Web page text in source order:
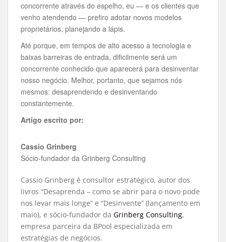
concorrente através do espelho, eu — e os clientes que
venho atendendo — prefiro adotar novos modelos
proprietários, planejando a lápis.
Até porque, em tempos de alto acesso a tecnologia e
baixas barreiras de entrada, dificilmente será um
concorrente conhecido que aparecerá para desinventar
nosso negócio. Melhor, portanto, que sejamos nós
mesmos: desaprendendo e desinventando
constantemente.
Artigo escrito por:
Cassio Grinberg
Sócio-fundador da Grinberg Consulting
Cassio Grinberg é consultor estratégico, autor dos
livros “Desaprenda – como se abrir para o novo pode
nos levar mais longe” e “Desinvente” (lançamento em
maio), e sócio-fundador da Grinberg Consulting,
empresa parceira da BPool especializada em
estratégias de negócios.